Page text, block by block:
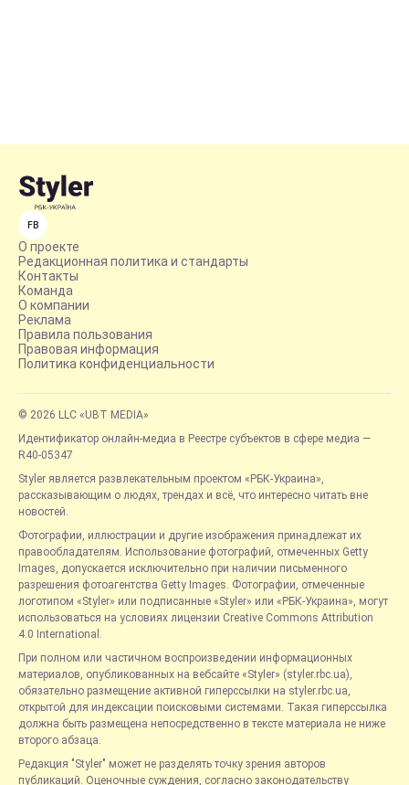
FB
О проекте
Редакционная политика и стандарты
Контакты
Команда
О компании
Реклама
Правила пользования
Правовая информация
Политика конфиденциальности
© 2026 LLC «UBT MEDIA»
Идентификатор онлайн-медиа в Реестре субъектов в сфере медиа —
R40-05347
Styler является развлекательным проектом «РБК-Украина»,
рассказывающим о людях, трендах и всё, что интересно читать вне
новостей.
Фотографии, иллюстрации и другие изображения принадлежат их
правообладателям. Использование фотографий, отмеченных Getty
Images, допускается исключительно при наличии письменного
разрешения фотоагентства Getty Images. Фотографии, отмеченные
логотипом «Styler» или подписанные «Styler» или «РБК-Украина», могут
использоваться на условиях лицензии Creative Commons Attribution
4.0 International.
При полном или частичном воспроизведении информационных
материалов, опубликованных на вебсайте «Styler» (styler.rbc.ua),
обязательно размещение активной гиперссылки на styler.rbc.ua,
открытой для индексации поисковыми системами. Такая гиперссылка
должна быть размещена непосредственно в тексте материала не ниже
второго абзаца.
Редакция "Styler" может не разделять точку зрения авторов
публикаций. Оценочные суждения, согласно законодательству